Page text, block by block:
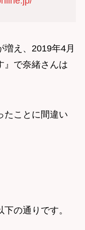
え、2019年4月
』で奈緒さんは
たことに間違い
の通りです。